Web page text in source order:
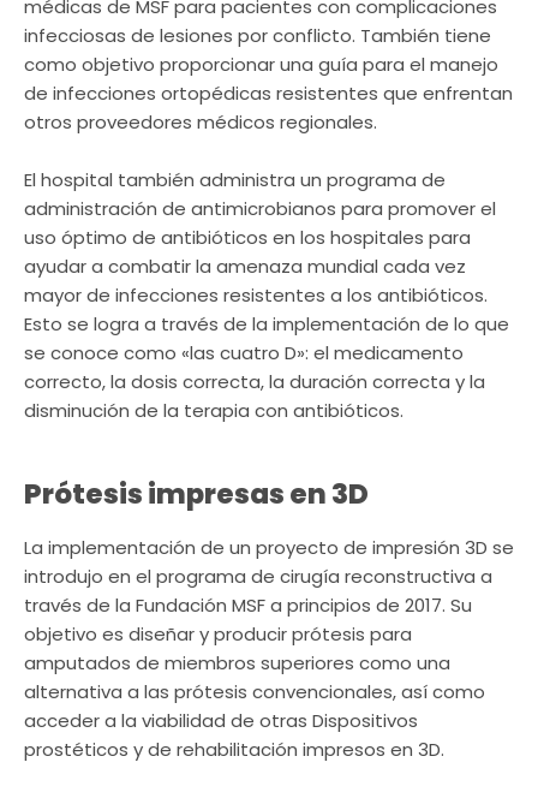
médicas de MSF para pacientes con complicaciones
infecciosas de lesiones por conflicto. También tiene
como objetivo proporcionar una guía para el manejo
de infecciones ortopédicas resistentes que enfrentan
otros proveedores médicos regionales.
El hospital también administra un programa de
administración de antimicrobianos para promover el
uso óptimo de antibióticos en los hospitales para
ayudar a combatir la amenaza mundial cada vez
mayor de infecciones resistentes a los antibióticos.
Esto se logra a través de la implementación de lo que
se conoce como «las cuatro D»: el medicamento
correcto, la dosis correcta, la duración correcta y la
disminución de la terapia con antibióticos.
Prótesis impresas en 3D
La implementación de un proyecto de impresión 3D se
introdujo en el programa de cirugía reconstructiva a
través de la Fundación MSF a principios de 2017. Su
objetivo es diseñar y producir prótesis para
amputados de miembros superiores como una
alternativa a las prótesis convencionales, así como
acceder a la viabilidad de otras Dispositivos
prostéticos y de rehabilitación impresos en 3D.